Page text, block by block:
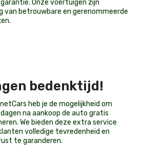
garantie. Onze voertuigen zijn
van betrouwbare en gerenommeerde
bedenktijd!
heb je de mogelijkheid om
dagen na aankoop de auto gratis
We bieden deze extra service
volledige tevredenheid en
te garanderen.